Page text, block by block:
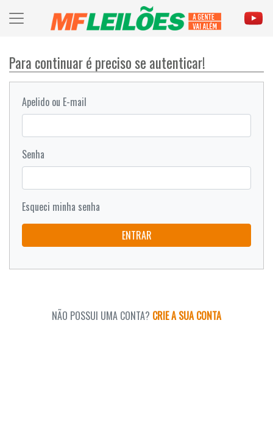
Para continuar é preciso se autenticar!
Apelido ou E-mail
Senha
Esqueci minha senha
ENTRAR
NÃO POSSUI UMA CONTA? CRIE A SUA CONTA